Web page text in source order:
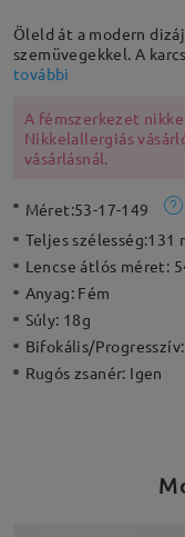
Öleld át a modern
szemüvegekkel. A
ezeknek a
további
A fémszerkezet
Nikkelallergiás
vásárlásnál.
Méret:53-17-149
Teljes szélesség:131
Lencse átlós méret:
Anyag: Fém
Súly: 18g
Bifokális/Progresszív:
Rugós zsanér: Igen